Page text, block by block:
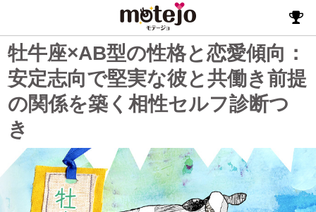
牡牛座×AB型の性格と恋愛傾向：
安定志向で堅実な彼と共働き前提
の関係を築く相性セルフ診断つ
き